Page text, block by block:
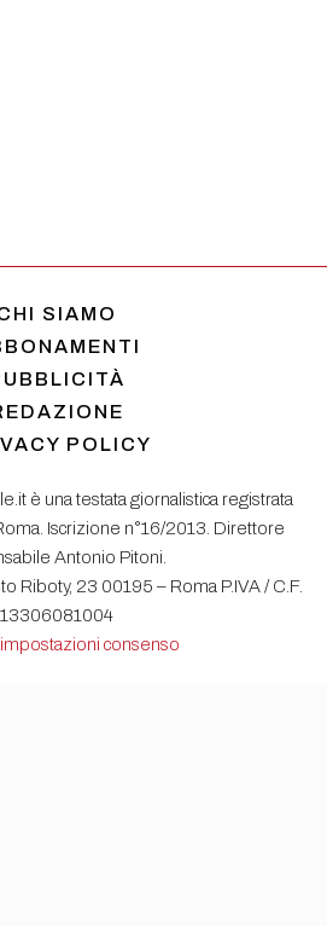
SIAMO
POLICY
è una testata giornalistica registrata
Iscrizione n°16/2013. Direttore
Antonio Pitoni.
Riboty, 23 00195 – Roma P.IVA / C.F.
13306081004
consenso